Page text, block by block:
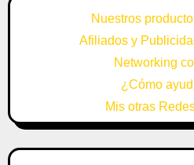
Nuestros
Afiliados y
Networking
¿Cómo
Mis otras